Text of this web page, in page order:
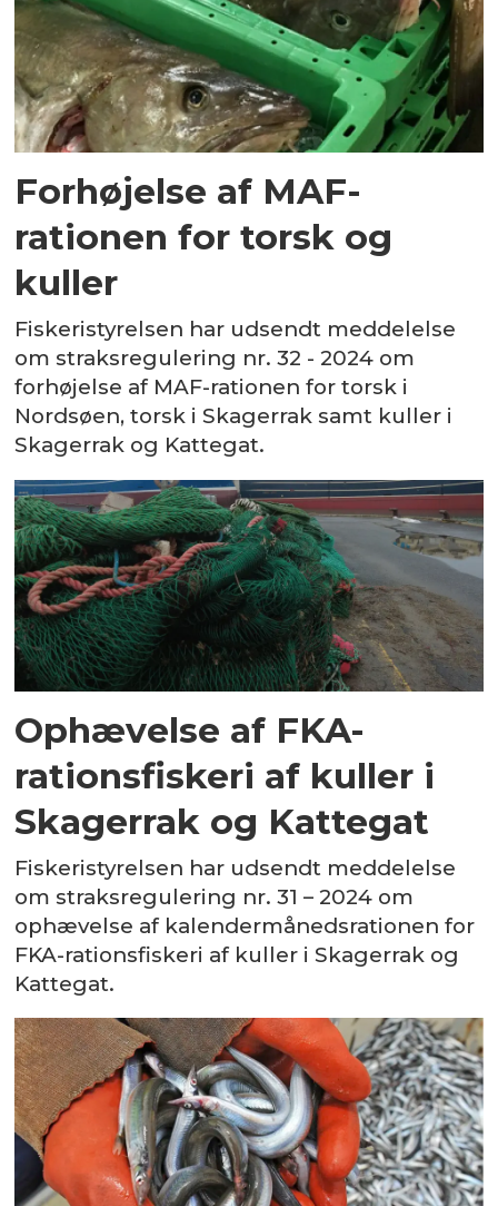
Forhøjelse af MAF-
rationen for torsk og
kuller
Fiskeristyrelsen har udsendt meddelelse
om straksregulering nr. 32 - 2024 om
forhøjelse af MAF-rationen for torsk i
Nordsøen, torsk i Skagerrak samt kuller i
Skagerrak og Kattegat.
Ophævelse af FKA-
rationsfiskeri af kuller i
Skagerrak og Kattegat
Fiskeristyrelsen har udsendt meddelelse
om straksregulering nr. 31 – 2024 om
ophævelse af kalendermånedsrationen for
FKA-rationsfiskeri af kuller i Skagerrak og
Kattegat.